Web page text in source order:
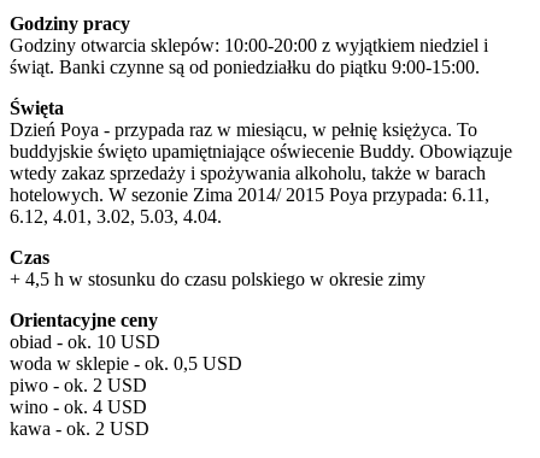
Godziny pracy
Godziny otwarcia sklepów: 10:00-20:00 z wyjątkiem niedziel i
świąt. Banki czynne są od poniedziałku do piątku 9:00-15:00.
Święta
Dzień Poya - przypada raz w miesiącu, w pełnię księżyca. To
buddyjskie święto upamiętniające oświecenie Buddy. Obowiązuje
wtedy zakaz sprzedaży i spożywania alkoholu, także w barach
hotelowych. W sezonie Zima 2014/ 2015 Poya przypada: 6.11,
6.12, 4.01, 3.02, 5.03, 4.04.
Czas
+ 4,5 h w stosunku do czasu polskiego w okresie zimy
Orientacyjne ceny
obiad - ok. 10 USD
woda w sklepie - ok. 0,5 USD
piwo - ok. 2 USD
wino - ok. 4 USD
kawa - ok. 2 USD